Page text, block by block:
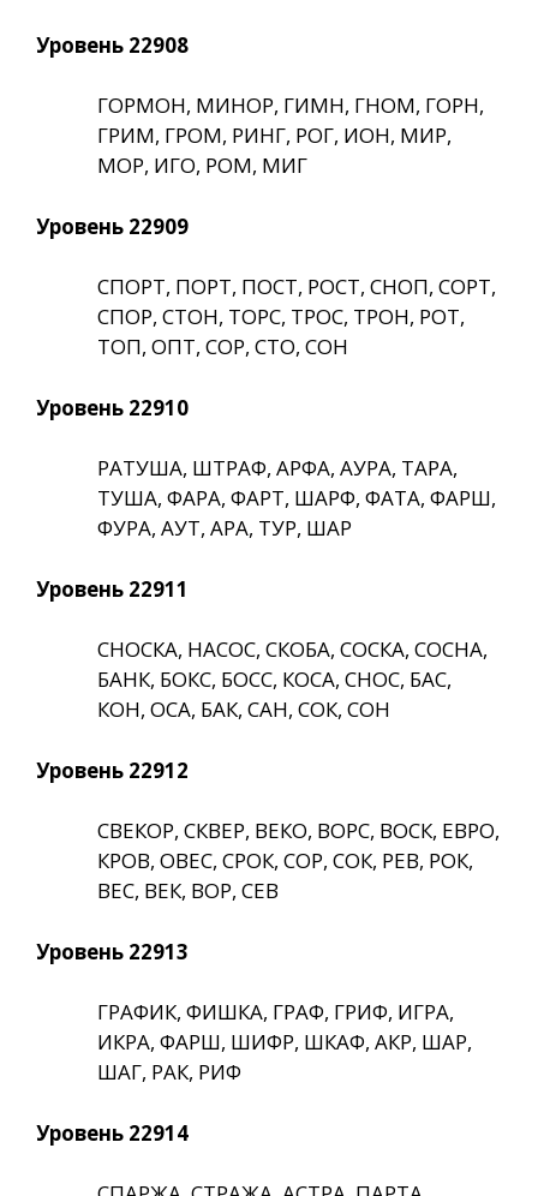
Уровень 22908
ГОРМОН, МИНОР, ГИМН, ГНОМ, ГОРН,
ГРИМ, ГРОМ, РИНГ, РОГ, ИОН, МИР,
МОР, ИГО, РОМ, МИГ
Уровень 22909
СПОРТ, ПОРТ, ПОСТ, РОСТ, СНОП, СОРТ,
СПОР, СТОН, ТОРС, ТРОС, ТРОН, РОТ,
ТОП, ОПТ, СОР, СТО, СОН
Уровень 22910
РАТУША, ШТРАФ, АРФА, АУРА, ТАРА,
ТУША, ФАРА, ФАРТ, ШАРФ, ФАТА, ФАРШ,
ФУРА, АУТ, АРА, ТУР, ШАР
Уровень 22911
СНОСКА, НАСОС, СКОБА, СОСКА, СОСНА,
БАНК, БОКС, БОСС, КОСА, СНОС, БАС,
КОН, ОСА, БАК, САН, СОК, СОН
Уровень 22912
СВЕКОР, СКВЕР, ВЕКО, ВОРС, ВОСК, ЕВРО,
КРОВ, ОВЕС, СРОК, СОР, СОК, РЕВ, РОК,
ВЕС, ВЕК, ВОР, СЕВ
Уровень 22913
ГРАФИК, ФИШКА, ГРАФ, ГРИФ, ИГРА,
ИКРА, ФАРШ, ШИФР, ШКАФ, АКР, ШАР,
ШАГ, РАК, РИФ
Уровень 22914